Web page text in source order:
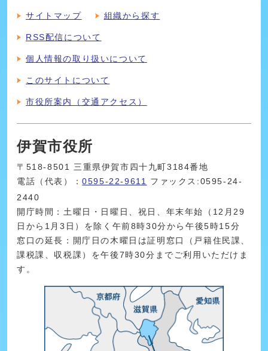
サイトマップ 組織から探す
RSS配信について
個人情報の取り扱いについて
このサイトについて
市役所案内（交通アクセス）
伊賀市役所
〒518-8501 三重県伊賀市四十九町3184番地
電話（代表）：0595-22-9611
ファックス:0595-24-
2440
開庁時間：土曜日・日曜日、祝日、年末年始（12月29
日から1月3日）を除く午前8時30分から午後5時15分
窓口の延長：開庁日の木曜日は証明窓口（戸籍住民課、
課税課、収税課）を午後7時30分までご利用いただけま
す。